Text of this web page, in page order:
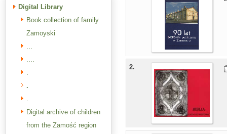
Digital Library
Book collection of family
Zamoyski
...
....
.
.
.
Digital archive of children
from the Zamość region
2.